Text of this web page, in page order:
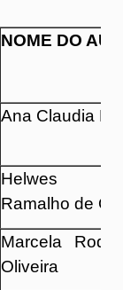
NOME DO
Ana Claudia
Helwes
Ramalho de
Marcela
Oliveira